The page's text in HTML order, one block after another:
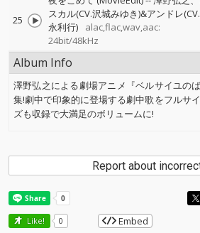
25
スカル(CV.沢城みゆき)&アンドレ
永利行)
alac,flac,wav,aac:
24bit/48kHz
Album Info
澤野弘之による劇場アニメ『ベルサイユの
集!劇中で印象的に登場する劇中歌をフルサ
ズも収録で大満足のボリュームに!
Report about
Like! 0 Embed